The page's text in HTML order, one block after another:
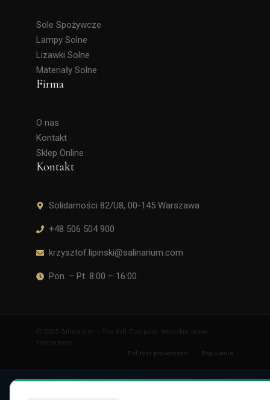
Sole Spożywcze
Lampy Solne
Lizawki Solne
Materiały Solne
Firma
O nas
Kontakt
Sklep Online
Kontakt
Solidarności 82/U8, 00-145 Warszawa
+48 506 504 900
krzysztof.lipinski@salinarium.com
Pon. – Pt. 8:00 – 16:00
© 2025 Salinarium – The Salt Company. Wszelkie prawa
zastrzeżone.
Polityka prywatności
Regulamin